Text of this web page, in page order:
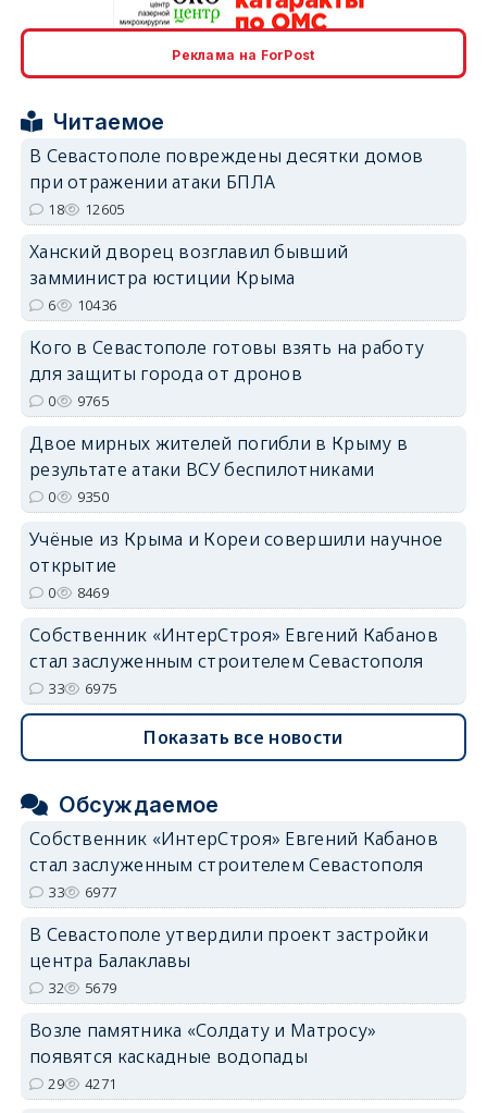
Реклама на ForPost
Читаемое
В Севастополе повреждены десятки домов
при отражении атаки БПЛА
18 12605
Ханский дворец возглавил бывший
замминистра юстиции Крыма
6 10436
Кого в Севастополе готовы взять на работу
для защиты города от дронов
0 9765
Двое мирных жителей погибли в Крыму в
результате атаки ВСУ беспилотниками
0 9350
Учёные из Крыма и Кореи совершили научное
открытие
0 8469
Собственник «ИнтерСтроя» Евгений Кабанов
стал заслуженным строителем Севастополя
33 6975
Показать все новости
Обсуждаемое
Собственник «ИнтерСтроя» Евгений Кабанов
стал заслуженным строителем Севастополя
33 6977
В Севастополе утвердили проект застройки
центра Балаклавы
32 5679
Возле памятника «Солдату и Матросу»
появятся каскадные водопады
29 4271